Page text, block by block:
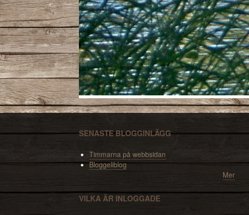
SENASTE BLOGGINLÄGG
Timmarna på webbsidan
Bloggeliblog
Mer
VILKA ÄR INLOGGADE